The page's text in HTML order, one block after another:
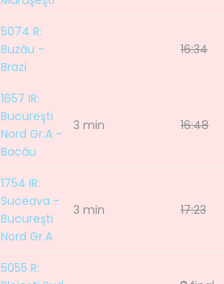
5074 R:
Buzău -
Brazi
16:34
1657 IR:
Bucureşti
Nord Gr.A -
Bacău
3 min 16:48
1754 IR:
Suceava -
Bucureşti
Nord Gr.A
3 min 17:23
5055 R: